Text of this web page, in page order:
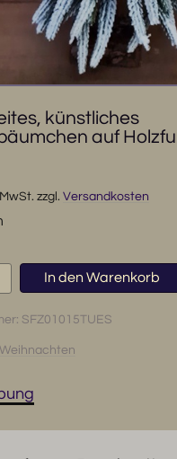
künstliches
auf
zzgl. Versandkosten
In den Warenkorb
SFZ01015TUES
Weihnachten